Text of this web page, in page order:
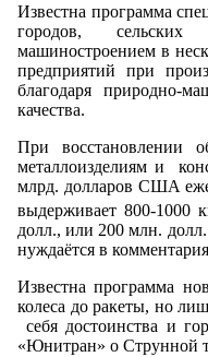
Известна программа
городов,
машиностроением в
предприятий при
благодаря природно-
качества.
При восстановлении
металлоизделиям и
млрд. долларов США
выдерживает 800-1000
долл., или 200 млн.
нуждаётся в
Известна программа
колеса до ракеты, но
себя достоинства и
«Юнитран» о Струнной